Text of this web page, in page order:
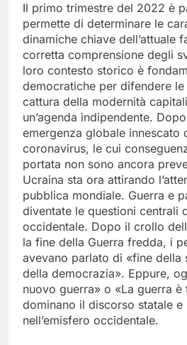
Il primo trimestre del 2022 è
permette di determinare le
dinamiche chiave dell’attuale
corretta comprensione degli
loro contesto storico è
democratiche per difendere
cattura della modernità
un’agenda indipendente.
emergenza globale innescato
coronavirus, le cui
portata non sono ancora
Ucraina sta ora attirando
pubblica mondiale. Guerra e
diventate le questioni centrali
occidentale. Dopo il crollo
la fine della Guerra fredda, i
avevano parlato di «fine della
della democrazia». Eppure,
nuovo guerra» o «La guerra è
dominano il discorso statale e
nell’emisfero occidentale.